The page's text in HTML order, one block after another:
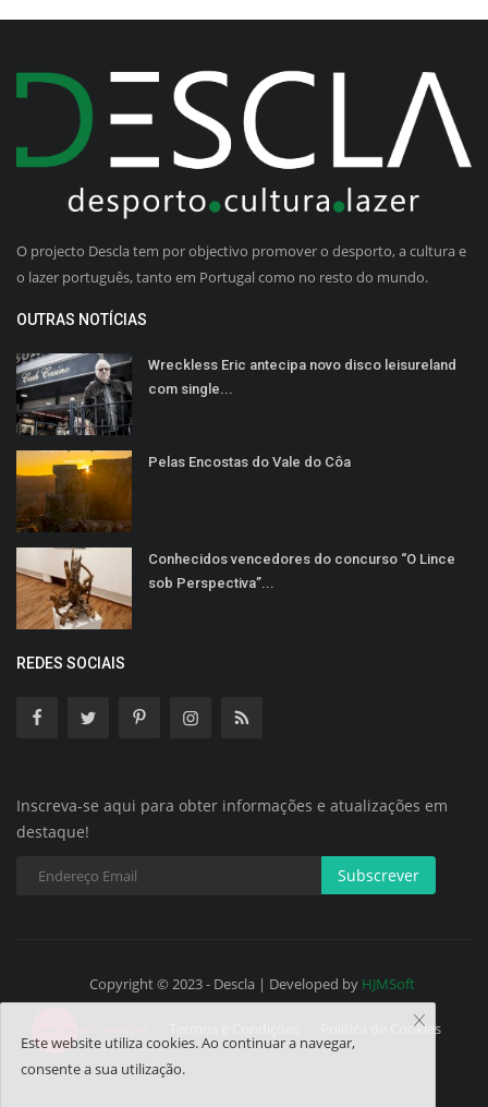
O projecto Descla tem por objectivo promover o desporto, a cultura e
o lazer português, tanto em Portugal como no resto do mundo.
OUTRAS NOTÍCIAS
Wreckless Eric antecipa novo disco leisureland
com single...
Pelas Encostas do Vale do Côa
Conhecidos vencedores do concurso “O Lince
sob Perspectiva”...
REDES SOCIAIS
Inscreva-se aqui para obter informações e atualizações em
destaque!
Subscrever
Copyright © 2023 - Descla | Developed by HJMSoft
Política de Cookies
Este website utiliza cookies. Ao continuar a navegar,
consente a sua utilização.